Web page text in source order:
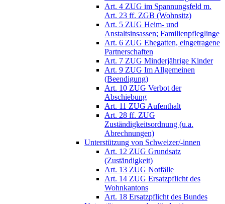
Art. 4 ZUG im Spannungsfeld m.
Art. 23 ff. ZGB (Wohnsitz)
Art. 5 ZUG Heim- und
Anstaltsinsassen; Familienpfleglinge
Art. 6 ZUG Ehegatten, eingetragene
Partnerschaften
Art. 7 ZUG Minderjährige Kinder
Art. 9 ZUG Im Allgemeinen
(Beendigung)
Art. 10 ZUG Verbot der
Abschiebung
Art. 11 ZUG Aufenthalt
Art. 28 ff. ZUG
Zuständigkeitsordnung (u.a.
Abrechnungen)
Unterstützung von Schweizer/-innen
Art. 12 ZUG Grundsatz
(Zuständigkeit)
Art. 13 ZUG Notfälle
Art. 14 ZUG Ersatzpflicht des
Wohnkantons
Art. 18 Ersatzpflicht des Bundes